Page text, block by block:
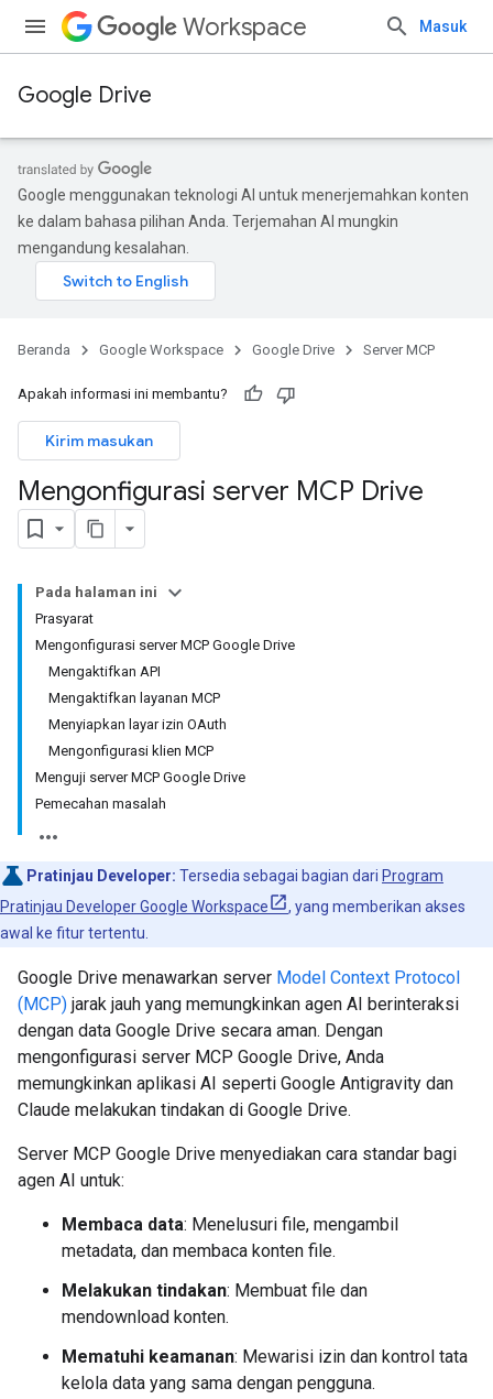
Workspace Masuk
Google Drive
Google menggunakan teknologi AI untuk menerjemahkan konten
ke dalam bahasa pilihan Anda. Terjemahan AI mungkin
mengandung kesalahan.
Beranda Google Workspace Google Drive Server MCP
Apakah informasi ini membantu?
Kirim masukan
Mengonfigurasi server MCP Drive
Pada halaman ini
Prasyarat
Mengonfigurasi server MCP Google Drive
Mengaktifkan API
Mengaktifkan layanan MCP
Menyiapkan layar izin OAuth
Mengonfigurasi klien MCP
Menguji server MCP Google Drive
Pemecahan masalah
Pratinjau Developer: Tersedia sebagai bagian dari Program
Pratinjau Developer Google Workspace
, yang memberikan akses
awal ke fitur tertentu.
Google Drive menawarkan server Model Context Protocol
(MCP) jarak jauh yang memungkinkan agen AI berinteraksi
dengan data Google Drive secara aman. Dengan
mengonfigurasi server MCP Google Drive, Anda
memungkinkan aplikasi AI seperti Google Antigravity dan
Claude melakukan tindakan di Google Drive.
Server MCP Google Drive menyediakan cara standar bagi
agen AI untuk:
Membaca data: Menelusuri file, mengambil
metadata, dan membaca konten file.
Melakukan tindakan: Membuat file dan
mendownload konten.
Mematuhi keamanan: Mewarisi izin dan kontrol tata
kelola data yang sama dengan pengguna.